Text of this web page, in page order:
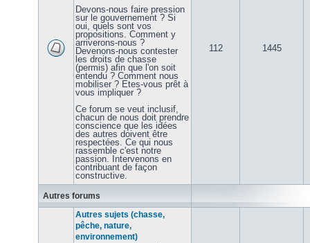
Devons-nous faire pression
sur le gouvernement ? Si
oui, quels sont vos
propositions. Comment y
arriverons-nous ?
Devenons-nous contester
les droits de chasse
(permis) afin que l'on soit
entendu ? Comment nous
mobiliser ? Etes-vous prêt à
vous impliquer ?
Ce forum se veut inclusif,
chacun de nous doit prendre
conscience que les idées
des autres doivent être
respectées. Ce qui nous
rassemble c'est notre
passion. Intervenons en
contribuant de façon
constructive.
112 1445
Autres forums
Autres sujets (chasse,
pêche, nature,
environnement)